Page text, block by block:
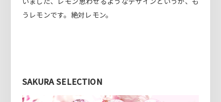
うレモンです。絶対レモン。
SAKURA SELECTION